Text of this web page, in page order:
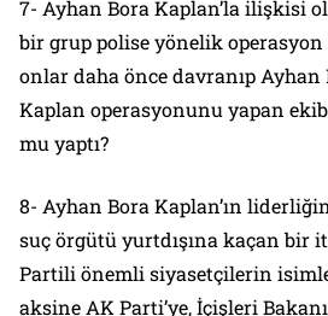
7- Ayhan Bora Kaplan’la ilişkisi
bir grup polise yönelik operasyon
onlar daha önce davranıp Ayhan
Kaplan operasyonunu yapan
mu yaptı?
8- Ayhan Bora Kaplan’ın
suç örgütü yurtdışına kaçan bir
Partili önemli siyasetçilerin
aksine AK Parti’ye, İçişleri